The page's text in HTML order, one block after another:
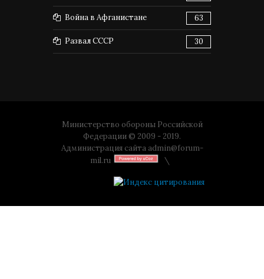
Война в Афганистане 63
Развал СССР 30
Министерство обороны Российской
Федерации © 2009 - 2019.
Администрация сайта admin@forum-
mil.ru